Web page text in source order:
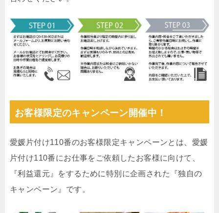
お客様限定のキャンペーン開催中！
愛媛片付け110番のお客様限定キャンペーンとは、愛媛
片付け110番にお仕事をご依頼したお客様に向けて、
『利益還元』をするために特別に企画された『独自の
キャンペーン』です。